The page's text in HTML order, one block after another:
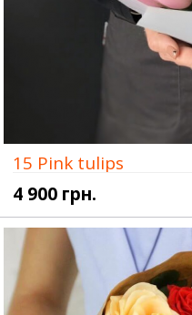
15 Pink tulips
4 900 грн.